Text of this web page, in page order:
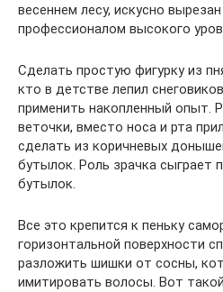
весеннем лесу, искусно
профессионалом высокого
Сделать простую фигурку из
кто в детстве лепил
применить накопленный опыт.
веточки, вместо носа и рта
сделать из коричневых
бутылок. Роль зрачка сыграет
бутылок.
Все это крепится к пеньку
горизонтальной поверхности
разложить шишки от сосны,
имитировать волосы. Вот